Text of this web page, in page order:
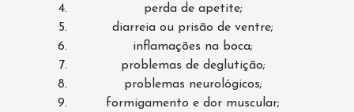
perda de apetite;
diarreia ou prisão de ventre;
inflamações na boca;
problemas de deglutição;
problemas neurológicos;
formigamento e dor muscular;